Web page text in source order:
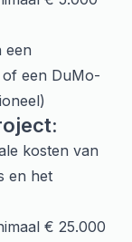
een
of een DuMo-
kosten van
en het
€ 25.000